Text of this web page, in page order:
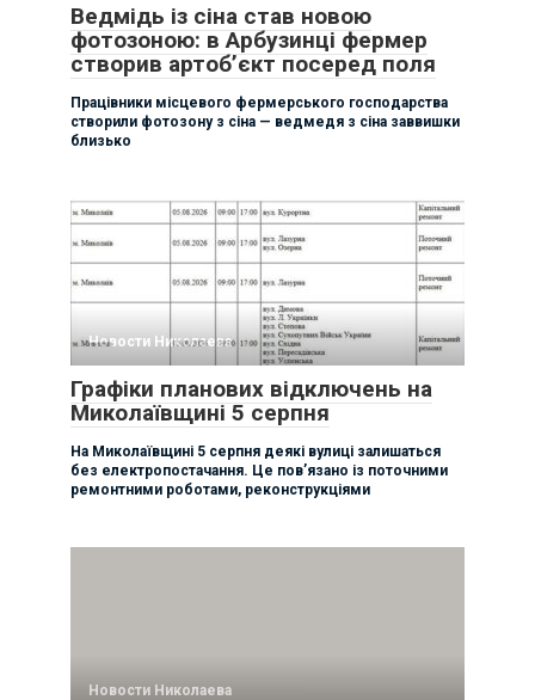
Ведмідь із сіна став новою
фотозоною: в Арбузинці фермер
створив артоб’єкт посеред поля
Працівники місцевого фермерського господарства
створили фотозону з сіна — ведмедя з сіна заввишки
близько
Новости Николаева
Графіки планових відключень на
Миколаївщині 5 серпня
На Миколаївщині 5 серпня деякі вулиці залишаться
без електропостачання. Це пов’язано із поточними
ремонтними роботами, реконструкціями
Новости Николаева